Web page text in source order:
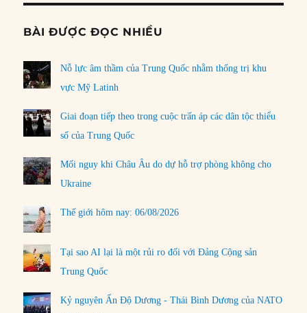
BÀI ĐƯỢC ĐỌC NHIỀU
Nỗ lực âm thầm của Trung Quốc nhằm thống trị khu
vực Mỹ Latinh
Giai đoạn tiếp theo trong cuộc trấn áp các dân tộc thiểu
số của Trung Quốc
Mối nguy khi Châu Âu do dự hỗ trợ phòng không cho
Ukraine
Thế giới hôm nay: 06/08/2026
Tại sao AI lại là một rủi ro đối với Đảng Cộng sản
Trung Quốc
Kỷ nguyên Ấn Độ Dương - Thái Bình Dương của NATO